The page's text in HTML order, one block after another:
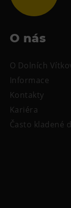
O nás
O Dolních
Informace
Kontakty
Kariéra
Často kladené